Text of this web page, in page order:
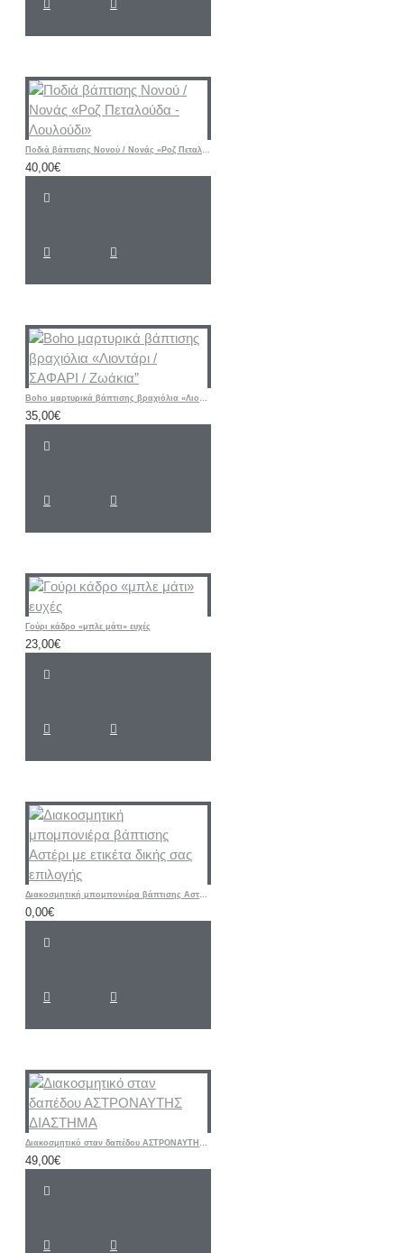
Ποδιά βάπτισης Νονού / Νονάς «Ροζ Πεταλούδα - Λουλούδι»
40,00€
Boho μαρτυρικά βάπτισης βραχιόλια «Λιοντάρι / ΣΑΦΑΡΙ / Ζωάκια”
35,00€
Γούρι κάδρο «μπλε μάτι» ευχές
23,00€
Διακοσμητική μπομπονιέρα βάπτισης Αστέρι με ετικέτα δικής σας επιλογής
0,00€
Διακοσμητικό σταν δαπέδου ΑΣΤΡΟΝΑΥΤΗΣ ΔΙΑΣΤΗΜΑ
49,00€